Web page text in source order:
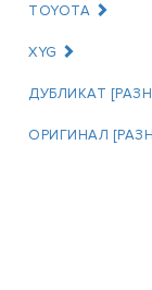
TOYOTA
XYG
ДУБЛИКАТ
ОРИГИНАЛ